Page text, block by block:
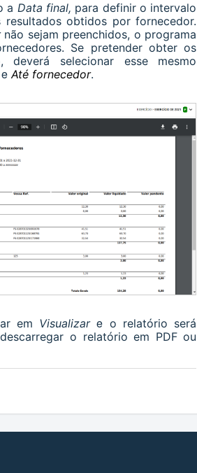
a Data final, para definir o intervalo
obtidos por fornecedor.
não sejam preenchidos, o programa
Se pretender obter os
selecionar esse mesmo
Até fornecedor.
em Visualizare o relatório será
o relatório em PDF ou